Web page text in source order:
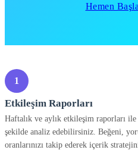
Hemen
1
Etkileşim Raporları
Haftalık ve aylık etkileşim raporları ile
şekilde analiz edebilirsiniz. Beğeni,
oranlarınızı takip ederek içerik